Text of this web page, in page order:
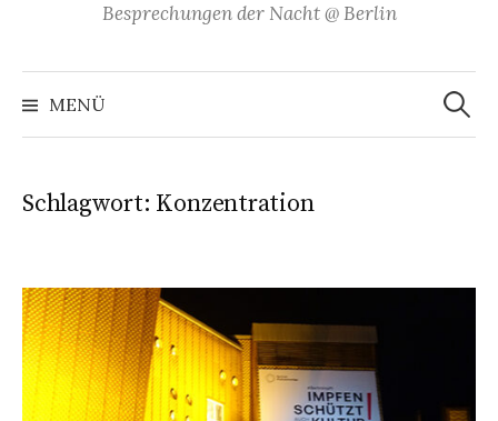
Besprechungen der Nacht @ Berlin
MENÜ
Suchen
nach:
Schlagwort: Konzentration